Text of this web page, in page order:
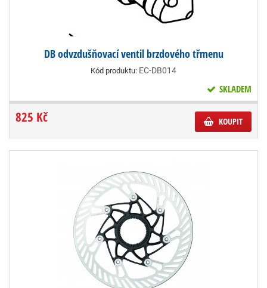
DB odvzdušňovací ventil brzdového třmenu
Kód produktu: EC-DB014
SKLADEM
825 Kč KOUPIT